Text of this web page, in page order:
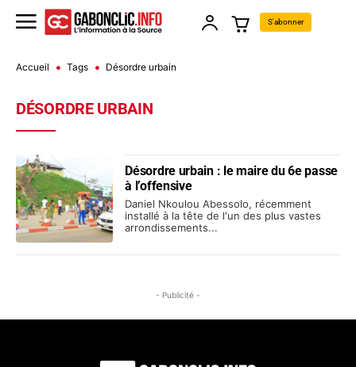
S'abonner
Accueil Tags Désordre urbain
DÉSORDRE URBAIN
Désordre urbain : le maire du 6e passe
à l’offensive
Daniel Nkoulou Abessolo, récemment
installé à la tête de l'un des plus vastes
arrondissements...
- Publicité -